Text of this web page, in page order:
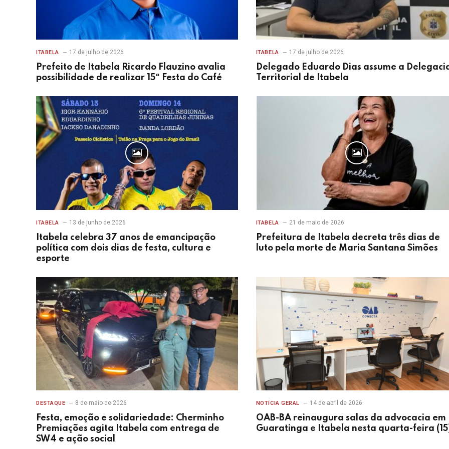
ITABELA 17 de julho de 2026
Prefeito de Itabela Ricardo Flauzino avalia
possibilidade de realizar 15ª Festa do Café
ITABELA 17 de julho de 2026
Delegado Eduardo Dias assume a
Territorial de Itabela
ITABELA 13 de junho de 2026
Itabela celebra 37 anos de emancipação
política com dois dias de festa, cultura e
esporte
ITABELA 21 de maio de 2026
Prefeitura de Itabela decreta três dias de
luto pela morte de Maria Santana Simões
DESTAQUE 8 de maio de 2026
Festa, emoção e solidariedade: Cherminho
Premiações agita Itabela com entrega de
SW4 e ação social
NOTÍCIA GERAL 14 de abril de 2026
OAB-BA reinaugura salas da advocacia em
Guaratinga e Itabela nesta quarta-feira